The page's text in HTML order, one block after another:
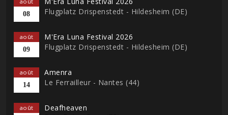
08
Flugplatz Drispenstedt - Hildesheim (DE)
août
09
M'Era Luna Festival 2026
Flugplatz Drispenstedt - Hildesheim (DE)
août
14
Amenra
Le Ferrailleur - Nantes (44)
août
Deafheaven